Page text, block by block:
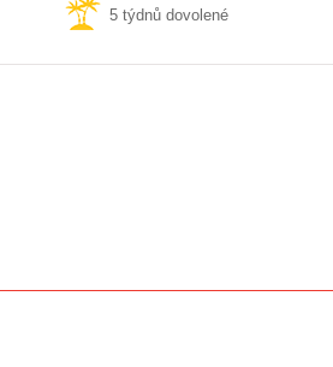
5 týdnů dovolené